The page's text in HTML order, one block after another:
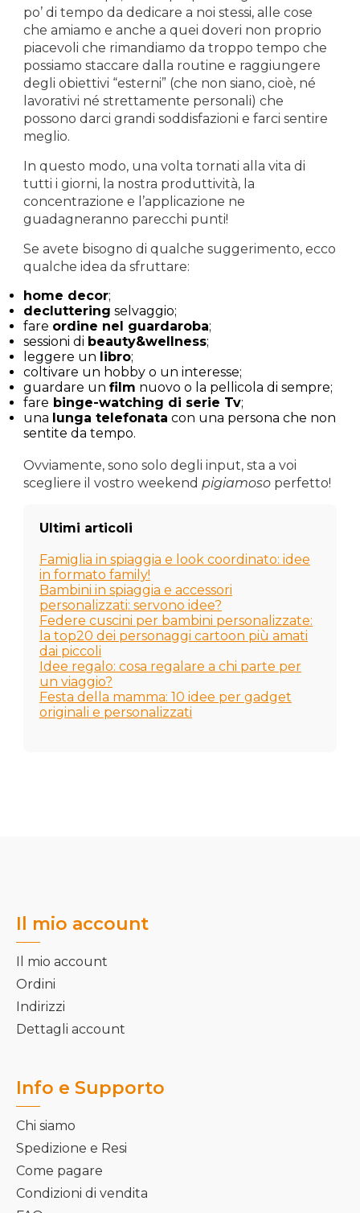
po’ di tempo da dedicare a noi stessi, alle cose
che amiamo e anche a quei doveri non proprio
piacevoli che rimandiamo da troppo tempo che
possiamo staccare dalla routine e raggiungere
degli obiettivi “esterni” (che non siano, cioè, né
lavorativi né strettamente personali) che
possono darci grandi soddisfazioni e farci sentire
meglio.
In questo modo, una volta tornati alla vita di
tutti i giorni, la nostra produttività, la
concentrazione e l’applicazione ne
guadagneranno parecchi punti!
Se avete bisogno di qualche suggerimento, ecco
qualche idea da sfruttare:
home decor;
decluttering selvaggio;
fare ordine nel guardaroba;
sessioni di beauty&wellness;
leggere un libro;
coltivare un hobby o un interesse;
guardare un film nuovo o la pellicola di sempre;
fare binge-watching di serie Tv;
una lunga telefonata con una persona che non
sentite da tempo.
Ovviamente, sono solo degli input, sta a voi
scegliere il vostro weekend pigiamosoperfetto!
Ultimi articoli
Famiglia in spiaggia e look coordinato: idee
in formato family!
Bambini in spiaggia e accessori
personalizzati: servono idee?
Federe cuscini per bambini personalizzate:
la top20 dei personaggi cartoon più amati
dai piccoli
Idee regalo: cosa regalare a chi parte per
un viaggio?
Festa della mamma: 10 idee per gadget
originali e personalizzati
Il mio account
Il mio account
Ordini
Indirizzi
Dettagli account
Info e Supporto
Chi siamo
Spedizione e Resi
Come pagare
Condizioni di vendita